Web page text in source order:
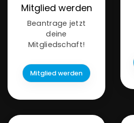
Mitglied werden
Beantrage jetzt
deine
Mitgliedschaft!
Mitglied werden